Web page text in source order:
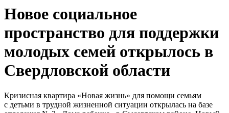
Новое социальное
пространство для поддержки
молодых семей открылось в
Свердловской области
Кризисная квартира «Новая жизнь» для помощи семьям
с детьми в трудной жизненной ситуации открылась на базе